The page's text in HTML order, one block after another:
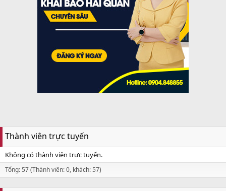
Thành viên trực tuyến
Không có thành viên trực tuyến.
Tổng: 57 (Thành viên: 0, khách: 57)